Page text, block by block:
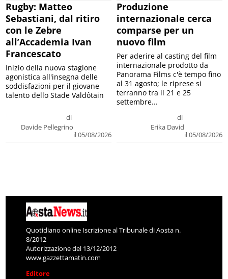
Rugby: Matteo
Sebastiani, dal ritiro
con le Zebre
all’Accademia Ivan
Francescato
di
Davide Pellegrino
il 05/08/2026
Inizio della nuova stagione
agonistica all'insegna delle
soddisfazioni per il giovane
talento dello Stade Valdôtain
Produzione
internazionale cerca
comparse per un
nuovo film
di
Erika David
il 05/08/2026
Per aderire al casting del film
internazionale prodotto da
Panorama Films c'è tempo fino
al 31 agosto; le riprese si
terranno tra il 21 e 25
settembre...
Quotidiano online Iscrizione al Tribunale di Aosta n.
8/2012
Autorizzazione del 13/12/2012
www.gazzettamatin.com
Editore